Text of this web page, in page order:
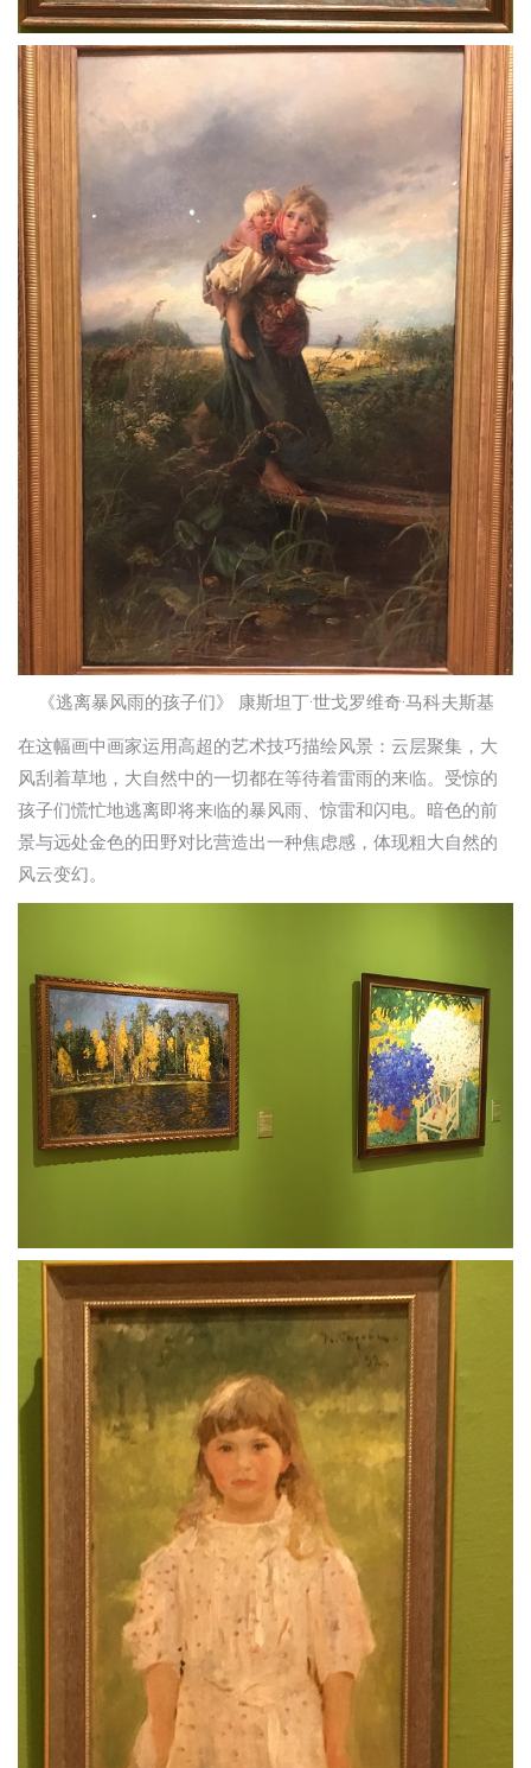
《逃离暴风雨的孩子们》 康斯坦丁·世戈罗维奇·马科夫斯基
在这幅画中画家运用高超的艺术技巧描绘风景：云层聚集，大
风刮着草地，大自然中的一切都在等待着雷雨的来临。受惊的
孩子们慌忙地逃离即将来临的暴风雨、惊雷和闪电。暗色的前
景与远处金色的田野对比营造出一种焦虑感，体现粗大自然的
风云变幻。